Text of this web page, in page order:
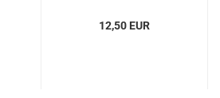
12,50 EUR